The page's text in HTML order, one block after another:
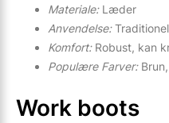
Materiale:Læder
Anvendelse:
Komfort:Robust, kan
Populære Farver:
Work boots